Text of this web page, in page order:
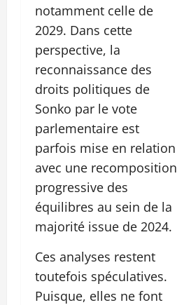
notamment celle de
2029. Dans cette
perspective, la
reconnaissance des
droits politiques de
Sonko par le vote
parlementaire est
parfois mise en relation
avec une recomposition
progressive des
équilibres au sein de la
majorité issue de 2024.
Ces analyses restent
toutefois spéculatives.
Puisque, elles ne font